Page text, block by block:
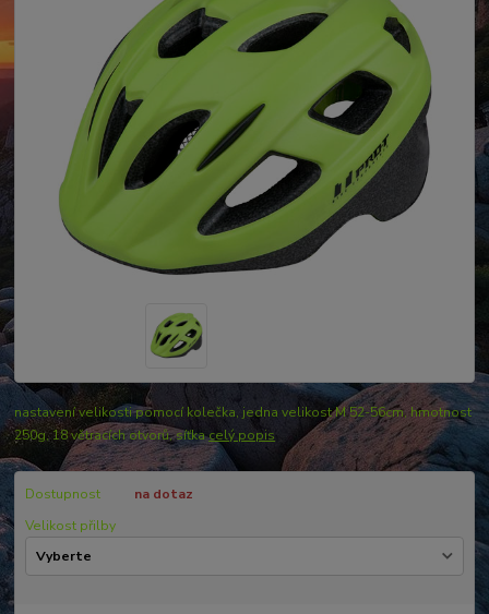
nastavení velikosti pomocí kolečka, jedna velikost M 52-56cm, hmotnost
250g, 18 větracích otvorů, síťkacelý popis
Dostupnost
na dotaz
Velikost přilby